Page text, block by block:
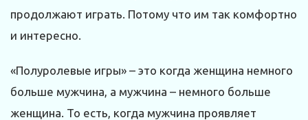
продолжают играть. Потому что им так комфортно
и интересно.
«Полуролевые игры» – это когда женщина немного
больше мужчина, а мужчина – немного больше
женщина. То есть, когда мужчина проявляет